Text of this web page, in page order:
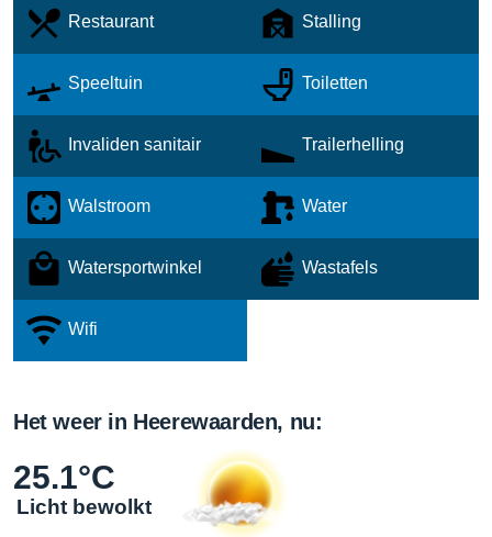
Restaurant Stalling
Speeltuin Toiletten
Invaliden sanitair Trailerhelling
Walstroom Water
Watersportwinkel Wastafels
Wifi
Het weer in Heerewaarden, nu:
25.1°C
Licht bewolkt